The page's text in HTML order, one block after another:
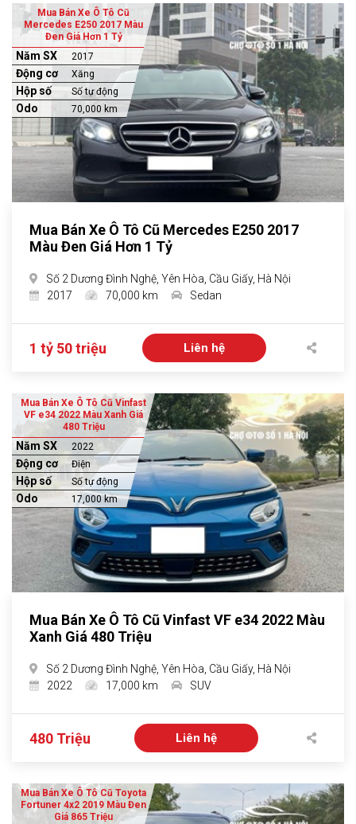
Mua Bán Xe Ô Tô Cũ
Mercedes E250 2017 Màu
Đen Giá Hơn 1 Tỷ
Năm SX 2017
Động cơ Xăng
Hộp số Số tự động
Odo 70,000 km
Mua Bán Xe Ô Tô Cũ Mercedes E250 2017
Màu Đen Giá Hơn 1 Tỷ
Số 2 Dương Đình Nghệ, Yên Hòa, Cầu Giấy, Hà Nội
2017
70,000 km Sedan
1 tỷ 50 triệu Liên hệ
Mua Bán Xe Ô Tô Cũ Vinfast
VF e34 2022 Màu Xanh Giá
480 Triệu
Năm SX 2022
Động cơ Điện
Hộp số Số tự động
Odo 17,000 km
Mua Bán Xe Ô Tô Cũ Vinfast VF e34 2022 Màu
Xanh Giá 480 Triệu
Số 2 Dương Đình Nghệ, Yên Hòa, Cầu Giấy, Hà Nội
2022
17,000 km SUV
480 Triệu Liên hệ
Mua Bán Xe Ô Tô Cũ Toyota
Fortuner 4x2 2019 Màu Đen
Giá 865 Triệu